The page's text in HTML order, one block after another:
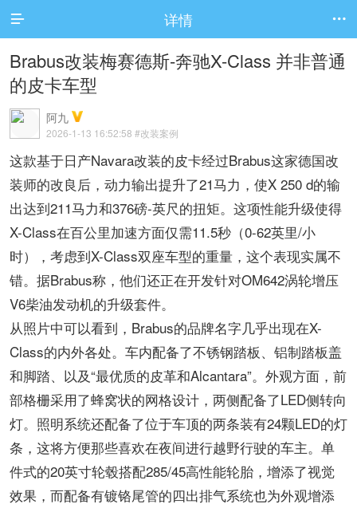
 详情 
Brabus改装梅赛德斯-奔驰X-Class 并非普通
的皮卡车型
阿九
2026-1-13 16:52:58 #改装案例
这款基于日产Navara改装的皮卡经过Brabus这家德国改
装师的改良后，动力输出提升了21马力，使X 250 d的输
出达到211马力和376磅-英尺的扭矩。这项性能升级使得
X-Class在百公里加速方面仅需11.5秒（0-62英里/小
时），考虑到X-Class双座车型的重量，这个表现实属不
错。据Brabus称，他们还正在开发针对OM642涡轮增压
V6柴油发动机的升级套件。
从照片中可以看到，Brabus的品牌名字几乎出现在X-
Class的内外各处。车内配备了不锈钢踏板、铝制踏板盖
和脚踏、以及“最优质的皮革和Alcantara”。外观方面，前
部格栅采用了蜂窝状的网格设计，两侧配备了LED侧转向
灯。照明系统还配备了位于车顶的两条装有24颗LED的灯
条，这将方便那些喜欢在夜间进行越野行驶的车主。单
件式的20英寸轮毂搭配285/45高性能轮胎，增添了视觉
效果，而配备有镀铬尾管的四出排气系统也为外观增添